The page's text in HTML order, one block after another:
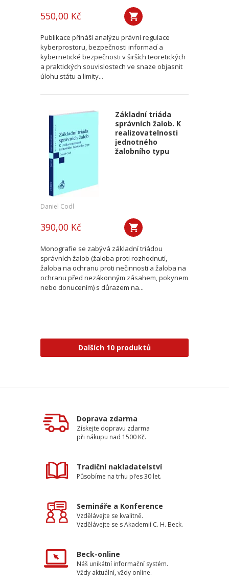
550,00 Kč
Publikace přináší analýzu právní regulace
kyberprostoru, bezpečnosti informací a
kybernetické bezpečnosti v širších teoretických
a praktických souvislostech ve snaze objasnit
úlohu státu a limity...
Základní triáda
správních žalob. K
realizovatelnosti
jednotného
žalobního typu
Daniel Codl
390,00 Kč
Monografie se zabývá základní triádou
správních žalob (žaloba proti rozhodnutí,
žaloba na ochranu proti nečinnosti a žaloba na
ochranu před nezákonným zásahem, pokynem
nebo donucením) s důrazem na...
Dalších 10 produktů
Doprava zdarma
Získejte dopravu zdarma
při nákupu nad 1500 Kč.
Tradiční nakladatelství
Působíme na trhu přes 30 let.
Semináře a Konference
Vzdělávejte se kvalitně.
Vzdělávejte se s Akademií C. H. Beck.
Beck-online
Náš unikátní informační systém.
Vždy aktuální, vždy online.